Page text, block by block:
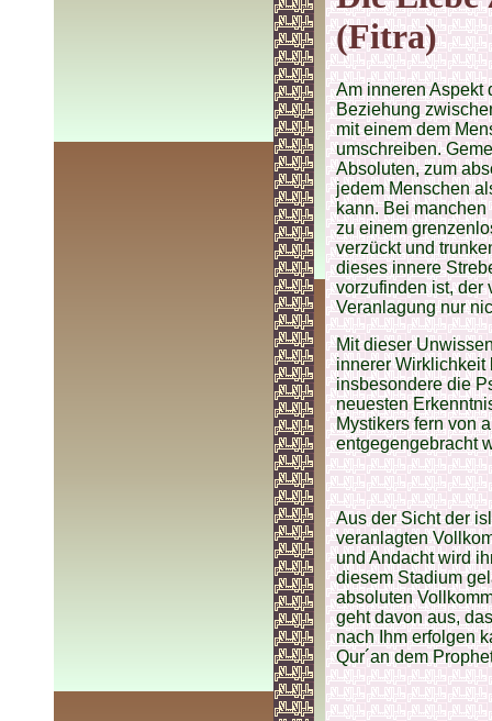
(Fitra)
Am inneren Aspekt
Beziehung
mit einem dem
umschreiben.
Absoluten, zum
jedem Menschen
kann. Bei manchen
zu einem
verzückt und
dieses innere
vorzufinden ist, der
Veranlagung nur
Mit dieser
innerer Wirklichkeit
insbesondere die
neuesten
Mystikers fern von
entgegengebracht
Aus der Sicht der
veranlagten
und Andacht wird
diesem Stadium
absoluten
geht davon aus,
nach Ihm erfolgen
Qur´an dem